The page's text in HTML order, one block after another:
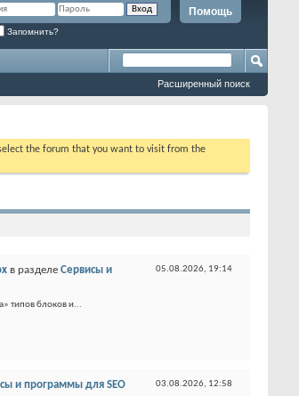
Помощь
Запомнить?
Расширенный поиск
the forum that you want to visit from the
05.08.2026, 19:14
в разделе Сервисы и
типов блоков и...
03.08.2026, 12:58
и программы для SEO